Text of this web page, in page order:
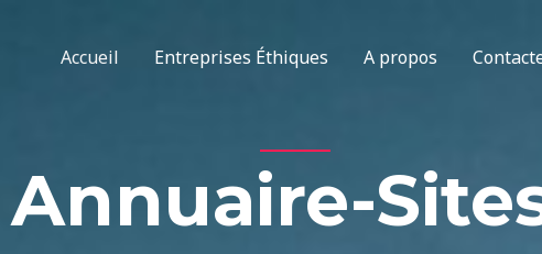
Accueil Entreprises Éthiques A propos
Annuaire-